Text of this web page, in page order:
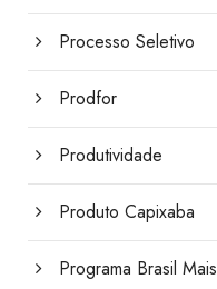
Processo Seletivo
Prodfor
Produtividade
Produto Capixaba
Programa Brasil Mais